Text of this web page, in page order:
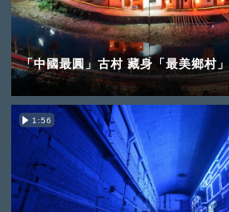
「中國最圓」古村 藏身「最美鄉村
1:56